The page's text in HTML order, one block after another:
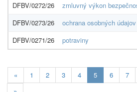
DFBV/0272/26
zmluvný výkon
DFBV/0273/26
ochrana osobných
DFBV/0271/26
potraviny
« 1 2 3 4 5Aktuálna
stránka
6 7